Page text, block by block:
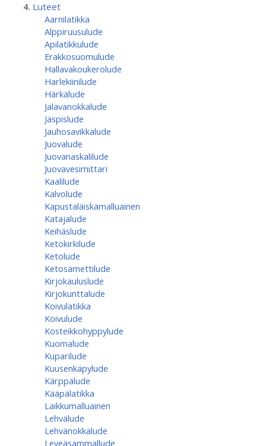
Luteet
Aarnilatikka
Alppiruusulude
Apilatikkulude
Erakkosuomulude
Hallavakoukerolude
Harlekiinilude
Härkälude
Jalavanokkalude
Jaspislude
Jauhosavikkalude
Juovalude
Juovanaskalilude
Juovavesimittari
Kaalilude
Kalvolude
Kapustaläiskämalluainen
Katajalude
Keihäslude
Ketokirkilude
Ketolude
Ketosamettilude
Kirjokauluslude
Kirjokunttalude
Koivulatikka
Koivulude
Kosteikkohyppylude
Kuomalude
Kuparilude
Kuusenkäpylude
Kärppälude
Kääpälatikka
Laikkumalluainen
Lehvälude
Lehvänokkalude
Leveäsammallude